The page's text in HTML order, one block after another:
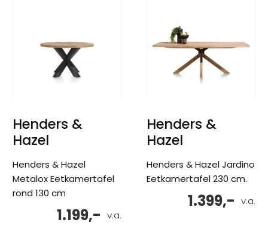
Henders &
Hazel
Henders & Hazel
Metalox Eetkamertafel
rond 130 cm
v.a.
1.199,-
Henders &
Hazel
Henders & Hazel Jardino
Eetkamertafel 230 cm.
v.a.
1.399,-